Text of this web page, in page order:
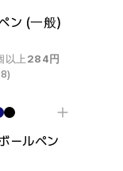
1個
ン (一般)
以上284円
10個
ールペン
キュレーション
レビューBEST
販売BEST
様々なカラー
パンツ